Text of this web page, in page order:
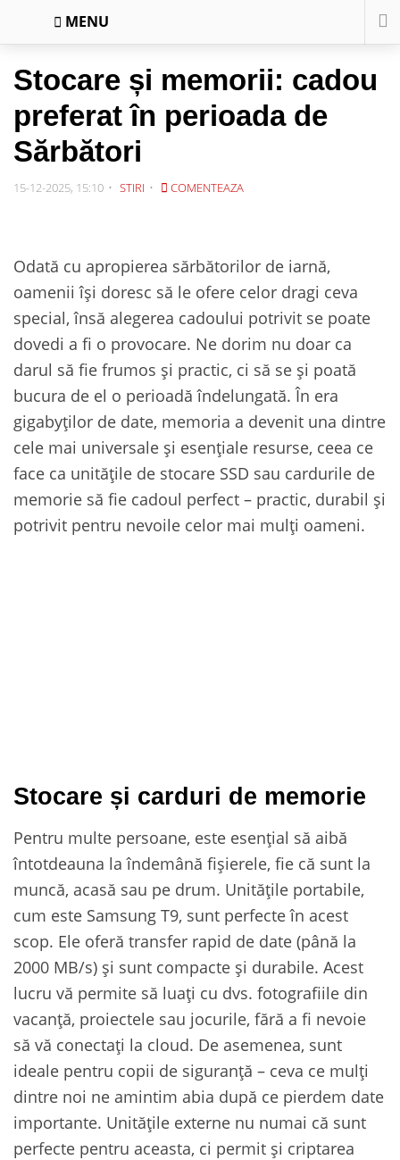
MENU
Stocare și memorii: cadou
preferat în perioada de
Sărbători
15-12-2025, 15:10 STIRI COMENTEAZA
Odată cu apropierea sărbătorilor de iarnă,
oamenii își doresc să le ofere celor dragi ceva
special, însă alegerea cadoului potrivit se poate
dovedi a fi o provocare. Ne dorim nu doar ca
darul să fie frumos și practic, ci să se și poată
bucura de el o perioadă îndelungată. În era
gigabyților de date, memoria a devenit una dintre
cele mai universale și esențiale resurse, ceea ce
face ca unitățile de stocare SSD sau cardurile de
memorie să fie cadoul perfect – practic, durabil și
potrivit pentru nevoile celor mai mulți oameni.
Stocare și carduri de memorie
Pentru multe persoane, este esențial să aibă
întotdeauna la îndemână fișierele, fie că sunt la
muncă, acasă sau pe drum. Unitățile portabile,
cum este Samsung T9, sunt perfecte în acest
scop. Ele oferă transfer rapid de date (până la
2000 MB/s) și sunt compacte și durabile. Acest
lucru vă permite să luați cu dvs. fotografiile din
vacanță, proiectele sau jocurile, fără a fi nevoie
să vă conectați la cloud. De asemenea, sunt
ideale pentru copii de siguranță – ceva ce mulți
dintre noi ne amintim abia după ce pierdem date
importante. Unitățile externe nu numai că sunt
perfecte pentru aceasta, ci permit și criptarea